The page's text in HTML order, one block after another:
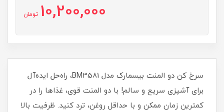
10,200,000 تومان
سرخ کن دو المنت بیسمارک مدل BM3581، راه‌حل ایده‌آل
برای آشپزی سریع و سالم! با دو المنت قوی، غذاها را در
کمترین زمان ممکن و با حداقل روغن، ترد کنید. ظرفیت بالا